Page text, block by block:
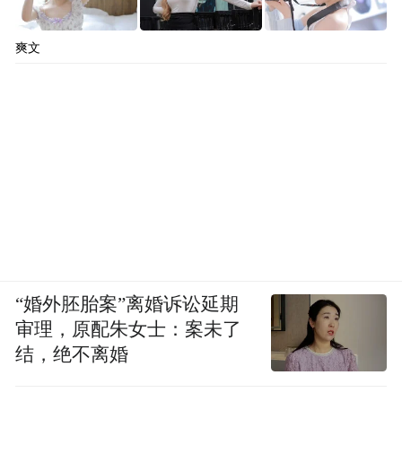
爽文
“婚外胚胎案”离婚诉讼延期
审理，原配朱女士：案未了
结，绝不离婚